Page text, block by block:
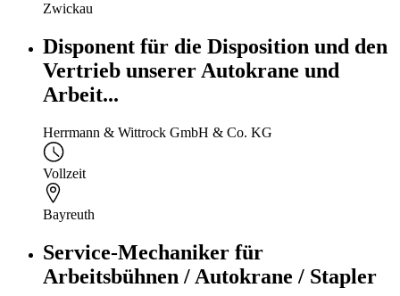
Zwickau
Disponent für die Disposition und den
Vertrieb unserer Autokrane und
Arbeit...
Herrmann & Wittrock GmbH & Co. KG
Vollzeit
Bayreuth
Service-Mechaniker für
Arbeitsbühnen / Autokrane / Stapler